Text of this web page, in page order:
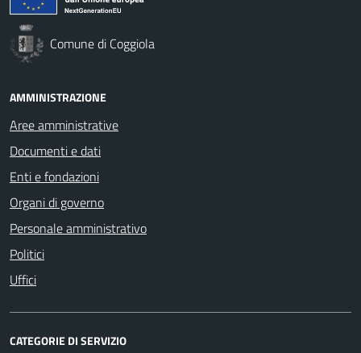
Comune di Coggiola
AMMINISTRAZIONE
Aree amministrative
Documenti e dati
Enti e fondazioni
Organi di governo
Personale amministrativo
Politici
Uffici
CATEGORIE DI SERVIZIO